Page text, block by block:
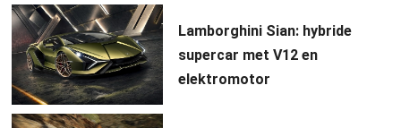
Lamborghini Sian: hybride
supercar met V12 en
elektromotor